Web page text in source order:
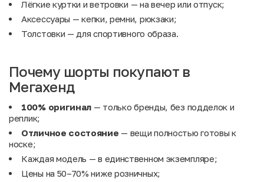
Лёгкие куртки и ветровки — на вечер или отпуск;
Аксессуары — кепки, ремни, рюкзаки;
Толстовки — для спортивного образа.
Почему шорты покупают в
Мегахенд
100% оригинал — только бренды, без подделок и
реплик;
Отличное состояние — вещи полностью готовы к
носке;
Каждая модель — в единственном экземпляре;
Цены на 50–70% ниже розничных;